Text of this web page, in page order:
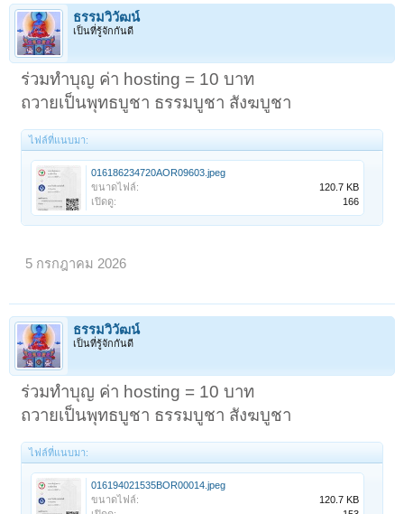
ธรรมวิวัฒน์
เป็นที่รู้จักกันดี
ร่วมทำบุญ ค่า hosting = 10 บาท
ถวายเป็นพุทธบูชา ธรรมบูชา สังฆบูชา
ไฟล์ที่แนบมา:
016186234720AOR09603.jpeg
ขนาดไฟล์:
120.7 KB
เปิดดู:
166
5 กรกฎาคม 2026
ธรรมวิวัฒน์
เป็นที่รู้จักกันดี
ร่วมทำบุญ ค่า hosting = 10 บาท
ถวายเป็นพุทธบูชา ธรรมบูชา สังฆบูชา
ไฟล์ที่แนบมา:
016194021535BOR00014.jpeg
ขนาดไฟล์:
120.7 KB
< ย้อนกลับ ← 198 199